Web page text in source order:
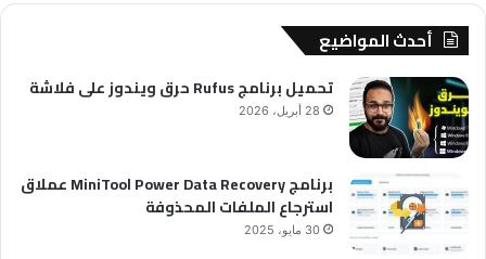
أحدث المواضيع
تحميل برنامج Rufus حرق ويندوز على فلاشة
28 أبريل، 2026
برنامج MiniTool Power Data Recovery عملاق
استرجاع الملفات المحذوفة
30 مايو، 2025